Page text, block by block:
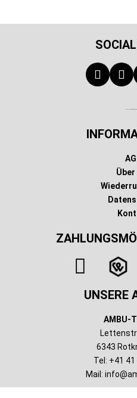
Über
UNSERE
AMBU-
6343
Tel: +41
Mail: